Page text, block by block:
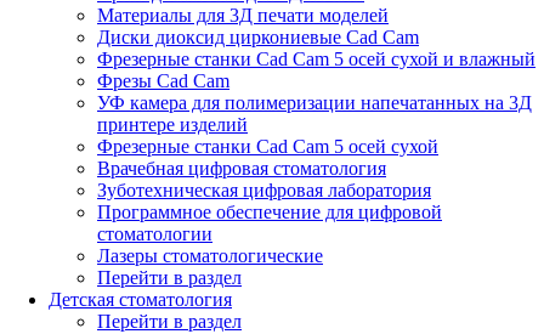
Материалы для 3Д печати моделей
Диски диоксид циркониевые Cad Cam
Фрезерные станки Cad Cam 5 осей сухой и влажный
Фрезы Cad Cam
УФ камера для полимеризации напечатанных на 3Д
принтере изделий
Фрезерные станки Cad Cam 5 осей сухой
Врачебная цифровая стоматология
Зуботехническая цифровая лаборатория
Программное обеспечение для цифровой
стоматологии
Лазеры стоматологические
Перейти в раздел
Детская стоматология
Перейти в раздел